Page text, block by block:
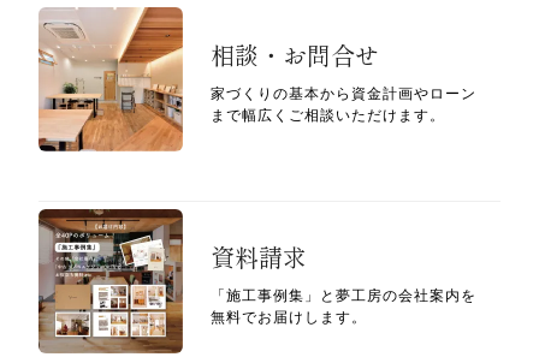
相談・お問合せ
家づくりの基本から資金計画やローン
まで幅広くご相談いただけます。
資料請求
「施工事例集」と夢工房の会社案内を
無料でお届けします。